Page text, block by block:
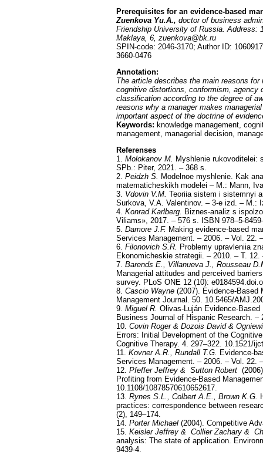
Prerequisites for an evidence-based
Zuenkova Yu.A., doctor of business
Friendship University of Russia. Address:
Maklaya, 6, zuenkova@bk.ru
SPIN-code: 2046-3170; Author ID:
3660-0476
Annotation:
The article describes the main reasons
cognitive distortions, conformism,
classification according to the degree of
reasons why a manager makes
important aspect of the doctrine of
Keywords: knowledge management,
management, managerial decision,
Referenses
1. Molokanov M. Myshlenie rukovoditelei:
SPb.: Piter, 2021. – 368 s.
2. Peidzh S. Modelnoe myshlenie. Kak
matematicheskikh modelei – M.: Mann,
3. Vdovin V.M. Teoriia sistem i sistemnyi
Surkova, V.A. Valentinov. – 3-e izd. – M.:
4. Konrad Karlberg. Biznes-analiz s
Viliams», 2017. – 576 s. ISBN 978–5-
5. Damore J.F. Making evidence-based
Services Management. – 2006. – Vol. 22.
6. Filonovich S.R. Problemy upravleniia
Ekonomicheskie strategii. – 2010. – T.
7. Barends E., Villanueva J., Rousseau
Managerial attitudes and perceived
survey. PLoS ONE 12 (10):
8. Cascio Wayne (2007). Evidence-Based
Management Journal. 50. 10.5465/
9. Miguel R. Olivas-Luján Evidence-
Business Journal of Hispanic Research.
10. Covin Roger & Dozois David &
Errors: Initial Development of the
Cognitive Therapy. 4. 297–322. 10.1521/
11. Kovner A.R., Rundall T.G. Evidence-
Services Management. – 2006. – Vol. 22.
12. Pfeffer Jeffrey & Sutton Robert
Profiting from Evidence-Based
10.1108/10878570610652617.
13. Rynes S.L., Colbert A.E., Brown K.G.
practices: correspondence between
(2), 149–174.
14. Porter Michael (2004). Competitive
15. Keisler Jeffrey & Collier Zachary &
analysis: The state of application.
9439-4.